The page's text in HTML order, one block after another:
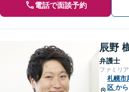
電話で面談予約
辰野
弁護士
ファミリ
札幌市
区 か